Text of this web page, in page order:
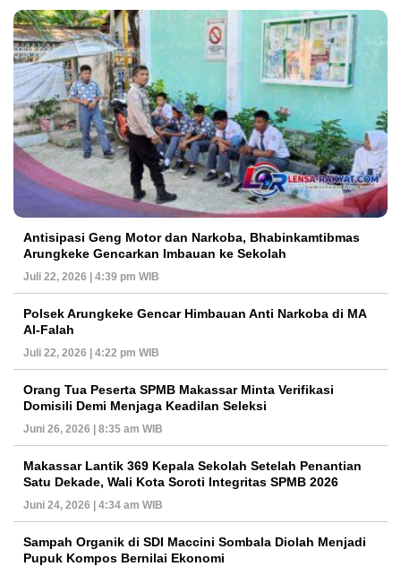
Antisipasi Geng Motor dan Narkoba, Bhabinkamtibmas
Arungkeke Gencarkan Imbauan ke Sekolah
Juli 22, 2026 | 4:39 pm WIB
Polsek Arungkeke Gencar Himbauan Anti Narkoba di MA
Al-Falah
Juli 22, 2026 | 4:22 pm WIB
Orang Tua Peserta SPMB Makassar Minta Verifikasi
Domisili Demi Menjaga Keadilan Seleksi
Juni 26, 2026 | 8:35 am WIB
Makassar Lantik 369 Kepala Sekolah Setelah Penantian
Satu Dekade, Wali Kota Soroti Integritas SPMB 2026
Juni 24, 2026 | 4:34 am WIB
Sampah Organik di SDI Maccini Sombala Diolah Menjadi
Pupuk Kompos Bernilai Ekonomi